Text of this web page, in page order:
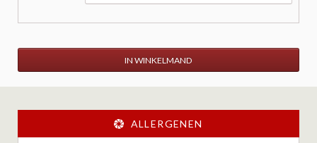
IN WINKELMAND
ALLERGENEN